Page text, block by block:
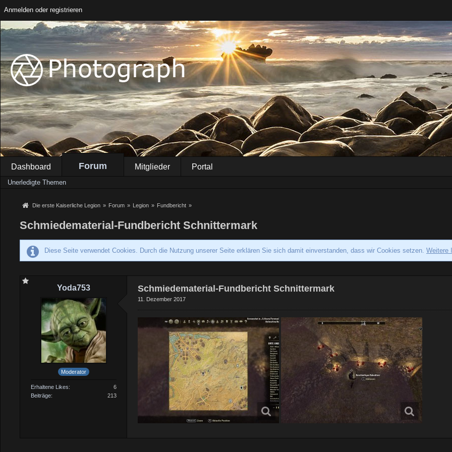
Anmelden oder registrieren
Dashboard Forum Mitglieder Portal
Unerledigte Themen
Die erste Kaiserliche Legion » Forum » Legion » Fundbericht »
Schmiedematerial-Fundbericht Schnittermark
Diese Seite verwendet Cookies. Durch die Nutzung unserer Seite erklären Sie sich damit einverstanden, dass wir Cookies setzen. Weitere
Yoda753
Moderator
Erhaltene Likes
6
Beiträge
213
Schmiedematerial-Fundbericht Schnittermark
11. Dezember 2017